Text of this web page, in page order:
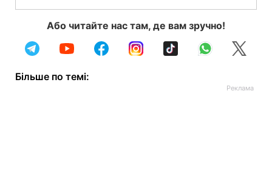
Або читайте нас там, де вам зручно!
Більше по темі: